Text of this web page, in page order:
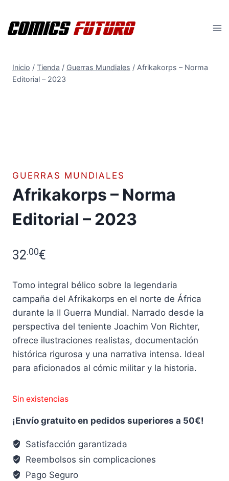
contenido
Inicio / Tienda / Guerras Mundiales / Afrikakorps – Norma
Editorial – 2023
GUERRAS MUNDIALES
Afrikakorps – Norma
Editorial – 2023
32.00€
Tomo integral bélico sobre la legendaria
campaña del Afrikakorps en el norte de África
durante la II Guerra Mundial. Narrado desde la
perspectiva del teniente Joachim Von Richter,
ofrece ilustraciones realistas, documentación
histórica rigurosa y una narrativa intensa. Ideal
para aficionados al cómic militar y la historia.
Sin existencias
¡Envío gratuito en pedidos superiores a 50€!
Satisfacción garantizada
Reembolsos sin complicaciones
Pago Seguro